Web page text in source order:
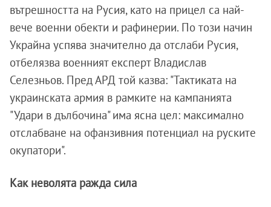
вътрешността на Русия, като на прицел са най-
вече военни обекти и рафинерии. По този начин
Украйна успява значително да отслаби Русия,
отбелязва военният експерт Владислав
Селезньов. Пред АРД той казва: "Тактиката на
украинската армия в рамките на кампанията
"Удари в дълбочина" има ясна цел: максимално
отслабване на офанзивния потенциал на руските
окупатори".
Как неволята ражда сила